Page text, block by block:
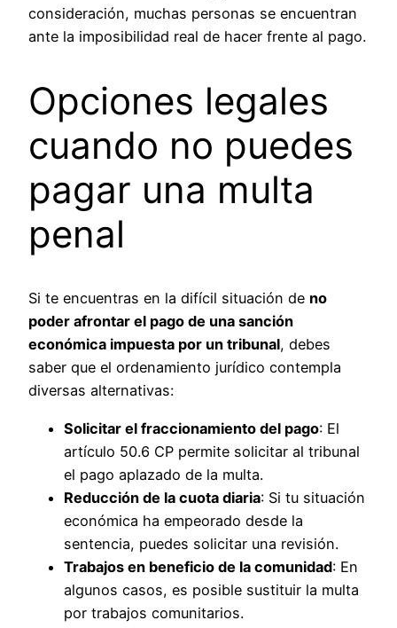
consideración, muchas personas se encuentran
ante la imposibilidad real de hacer frente al pago.
Opciones legales
cuando no puedes
pagar una multa
penal
Si te encuentras en la difícil situación de no
poder afrontar el pago de una sanción
económica impuesta por un tribunal, debes
saber que el ordenamiento jurídico contempla
diversas alternativas:
Solicitar el fraccionamiento del pago: El
artículo 50.6 CP permite solicitar al tribunal
el pago aplazado de la multa.
Reducción de la cuota diaria: Si tu situación
económica ha empeorado desde la
sentencia, puedes solicitar una revisión.
Trabajos en beneficio de la comunidad: En
algunos casos, es posible sustituir la multa
por trabajos comunitarios.